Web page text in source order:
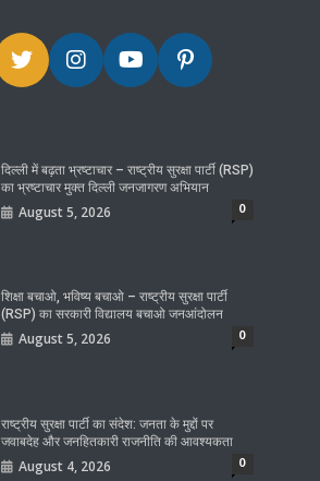
दिल्ली में बढ़ता भ्रष्टाचार – राष्ट्रीय सुरक्षा पार्टी (RSP)
का भ्रष्टाचार मुक्त दिल्ली जनजागरण अभियान
August 5, 2026 0
शिक्षा बचाओ, भविष्य बचाओ – राष्ट्रीय सुरक्षा पार्टी
(RSP) का सरकारी विद्यालय बचाओ जनआंदोलन
August 5, 2026 0
राष्ट्रीय सुरक्षा पार्टी का संदेश: जनता के मुद्दों पर
जवाबदेह और जनहितकारी राजनीति की आवश्यकता
August 4, 2026 0